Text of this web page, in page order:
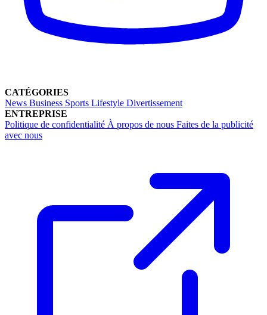
CATÉGORIES
News Business Sports Lifestyle Divertissement
ENTREPRISE
Politique de confidentialité À propos de nous Faites de la publicité
avec nous